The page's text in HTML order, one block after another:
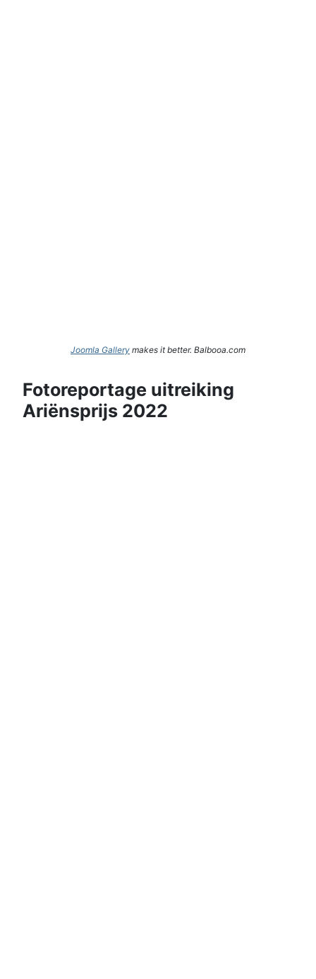
Joomla Gallery makes it better. Balbooa.com
Fotoreportage uitreiking
Ariënsprijs 2022